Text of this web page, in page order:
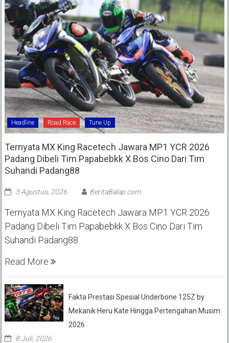
Headline Road Race Tune Up
Ternyata MX King Racetech Jawara MP1 YCR 2026
Padang Dibeli Tim Papabebkk X Bos Cino Dari Tim
Suhandi Padang88
3 Agustus, 2026 BeritaBalap.com
Ternyata MX King Racetech Jawara MP1 YCR 2026
Padang Dibeli Tim Papabebkk X Bos Cino Dari Tim
Suhandi Padang88
Read More
Fakta Prestasi Spesial Underbone 125Z by
Mekanik Heru Kate Hingga Pertengahan Musim
2026
8 Juli, 2026